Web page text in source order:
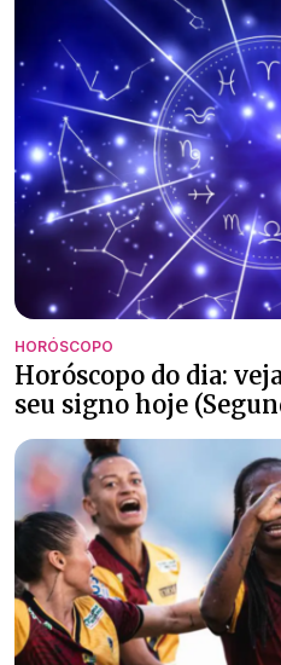
HORÓSCOPO
Horóscopo do dia:
seu signo hoje